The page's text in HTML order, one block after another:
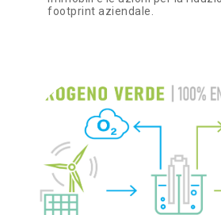
footprint aziendale.